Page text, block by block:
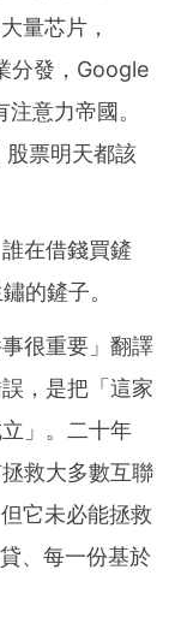
量芯片，
分發，Google
意力帝國。
票明天都該
在借錢買鏟
的鏟子。
很重要」翻譯
，是把「這家
」。二十年
救大多數互聯
它未必能拯救
、每一份基於